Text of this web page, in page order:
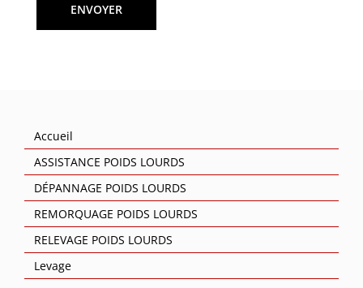
Accueil
ASSISTANCE POIDS LOURDS
DÉPANNAGE POIDS LOURDS
REMORQUAGE POIDS LOURDS
RELEVAGE POIDS LOURDS
Levage